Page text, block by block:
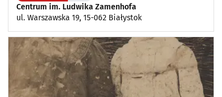
Centrum im. Ludwika Zamenhofa
ul. Warszawska 19, 15-062 Białystok